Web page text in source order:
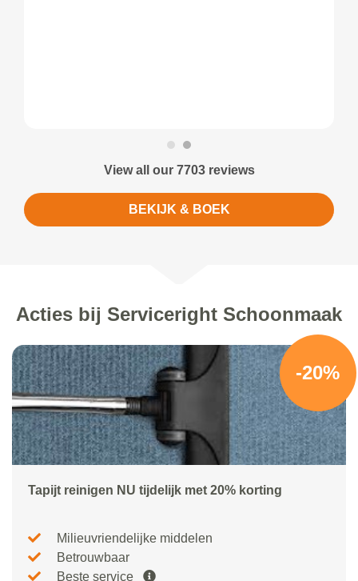
View all our 7703 reviews
BEKIJK & BOEK
Acties bij Serviceright Schoonmaak
-20%
Tapijt reinigen NU tijdelijk met 20% korting
Milieuvriendelijke middelen
Betrouwbaar
Beste service